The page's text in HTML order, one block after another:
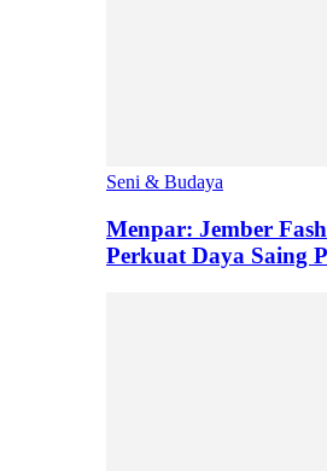
Seni & Budaya
Menpar: Jember
Perkuat Daya Saing